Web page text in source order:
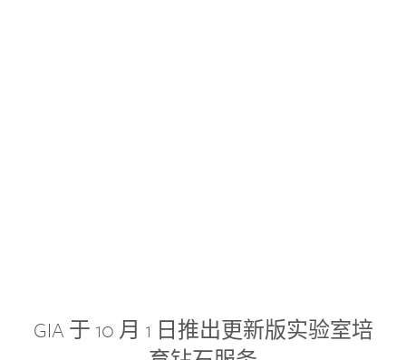
GIA 于 10 月 1 日推出更新版实验室培